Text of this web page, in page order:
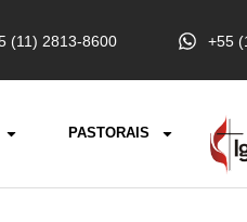
(11) 2813-8600 +55
PASTORAIS